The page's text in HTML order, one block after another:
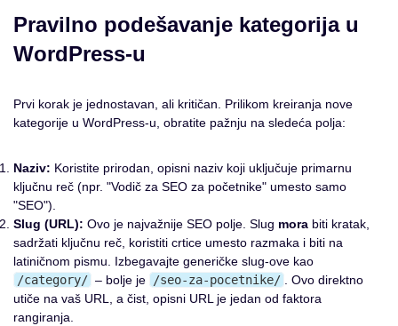
Pravilno podešavanje kategorija u
WordPress-u
Prvi korak je jednostavan, ali kritičan. Prilikom kreiranja nove
kategorije u WordPress-u, obratite pažnju na sledeća polja:
Naziv: Koristite prirodan, opisni naziv koji uključuje primarnu
ključnu reč (npr. "Vodič za SEO za početnike" umesto samo
"SEO").
Slug (URL): Ovo je najvažnije SEO polje. Slug mora biti kratak,
sadržati ključnu reč, koristiti crtice umesto razmaka i biti na
latiničnom pismu. Izbegavajte generičke slug-ove kao
/category/ – bolje je /seo-za-pocetnike/
. Ovo direktno
utiče na vaš URL, a čist, opisni URL je jedan od faktora
rangiranja.